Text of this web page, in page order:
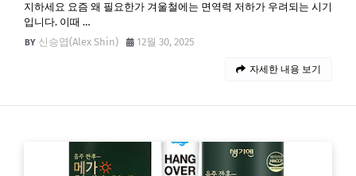
지하세요 요즘 왜 필요한가 겨울철에는 면역력 저하가 우려되는 시기
입니다. 이때 …
신승엽(Alex Shin)
12월 30, 2025
자세한 내용 보기